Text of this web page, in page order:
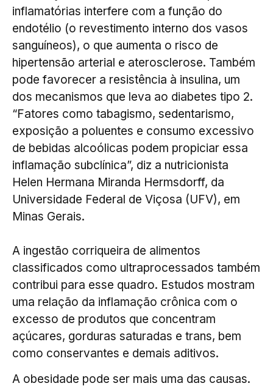
inflamatórias interfere com a função do
endotélio (o revestimento interno dos vasos
sanguíneos), o que aumenta o risco de
hipertensão arterial e aterosclerose. Também
pode favorecer a resistência à insulina, um
dos mecanismos que leva ao diabetes tipo 2.
“Fatores como tabagismo, sedentarismo,
exposição a poluentes e consumo excessivo
de bebidas alcoólicas podem propiciar essa
inflamação subclínica”, diz a nutricionista
Helen Hermana Miranda Hermsdorff, da
Universidade Federal de Viçosa (UFV), em
Minas Gerais.
A ingestão corriqueira de alimentos
classificados como ultraprocessados também
contribui para esse quadro. Estudos mostram
uma relação da inflamação crônica com o
excesso de produtos que concentram
açúcares, gorduras saturadas e trans, bem
como conservantes e demais aditivos.
A obesidade pode ser mais uma das causas.